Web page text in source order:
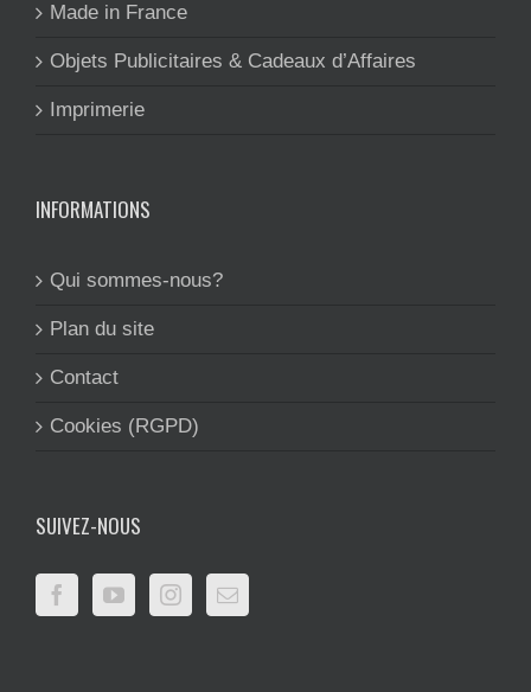
Made in France
Objets Publicitaires & Cadeaux d’Affaires
Imprimerie
INFORMATIONS
Qui sommes-nous?
Plan du site
Contact
Cookies (RGPD)
SUIVEZ-NOUS